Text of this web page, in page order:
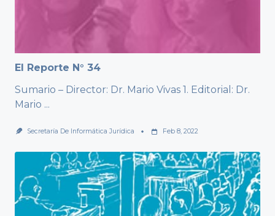
El Reporte N° 34
Sumario – Director: Dr. Mario Vivas 1. Editorial: Dr.
Mario ...
Secretaría De Informática Jurídica Feb 8, 2022